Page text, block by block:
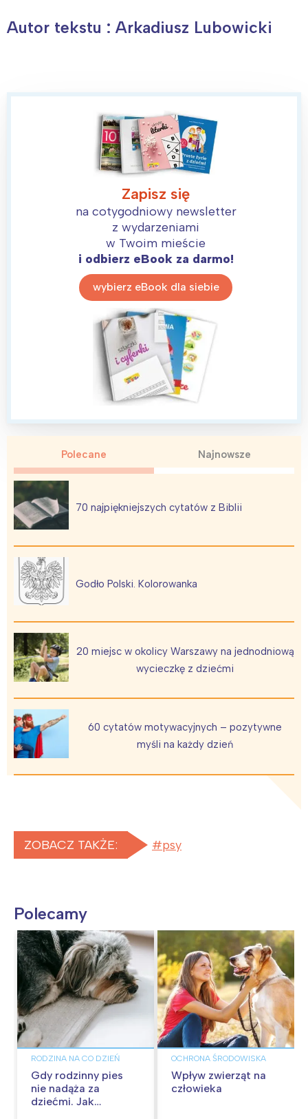
Autor tekstu : Arkadiusz Lubowicki
Zapisz się
na cotygodniowy newsletter
z wydarzeniami
w Twoim mieście
i odbierz eBook za darmo!
wybierz eBook dla siebie
Polecane Najnowsze
70 najpiękniejszych cytatów z Biblii
Godło Polski. Kolorowanka
20 miejsc w okolicy Warszawy na jednodniową
wycieczkę z dziećmi
60 cytatów motywacyjnych – pozytywne
myśli na każdy dzień
ZOBACZ TAKŻE: psy
Polecamy
RODZINA NA CO DZIEŃ
Gdy rodzinny pies
nie nadąża za
dziećmi. Jak
OCHRONA ŚRODOWISKA
Wpływ zwierząt na
człowieka
tego regionu:
Wrocław
Północ
Wszystkie
Wybieram